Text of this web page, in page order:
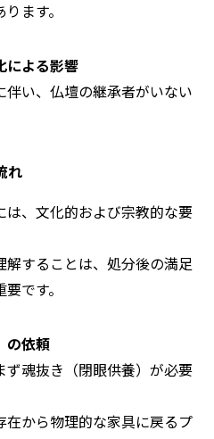
ます。
による影響
い、仏壇の継承者がいない
れ
、文化的および宗教的な要
解することは、処分後の満足
です。
の依頼
魂抜き（閉眼供養）が必要
在から物理的な家具に戻るプ